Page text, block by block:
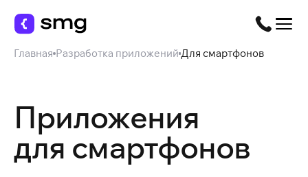
Главная Разработка приложений Для смартфонов
Приложения
для смартфонов